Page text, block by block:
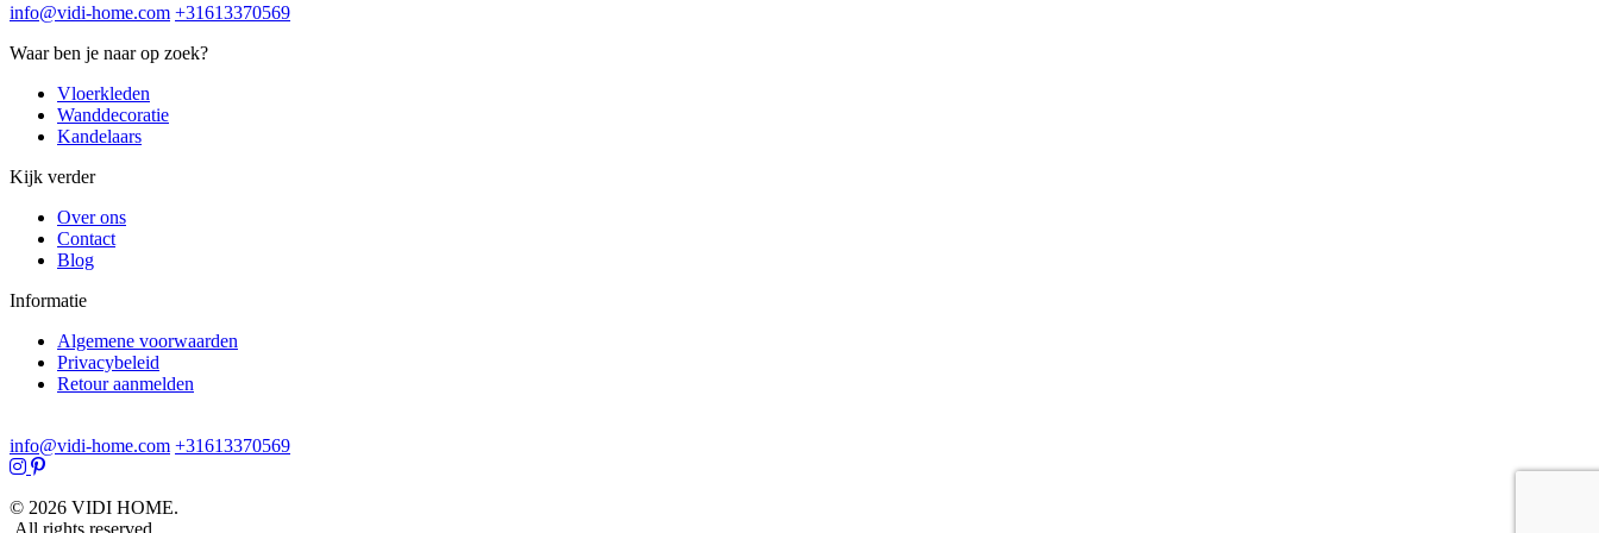
info@vidi-home.com +31613370569
Waar ben je naar op zoek?
Vloerkleden
Wanddecoratie
Kandelaars
Kijk verder
Over ons
Contact
Blog
Informatie
Algemene voorwaarden
Privacybeleid
Retour aanmelden
info@vidi-home.com +31613370569
© 2026 VIDI HOME.
All rights reserved.